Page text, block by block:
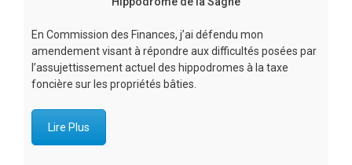
En Commission des Finances, j’ai défendu mon
amendement visant à répondre aux difficultés posées par
l’assujettissement actuel des hippodromes à la taxe
foncière sur les propriétés bâties.
Lire Plus